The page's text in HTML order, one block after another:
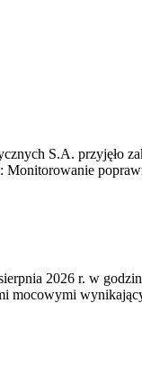
S.A. przyjęło
2026 r. w
mocowymi